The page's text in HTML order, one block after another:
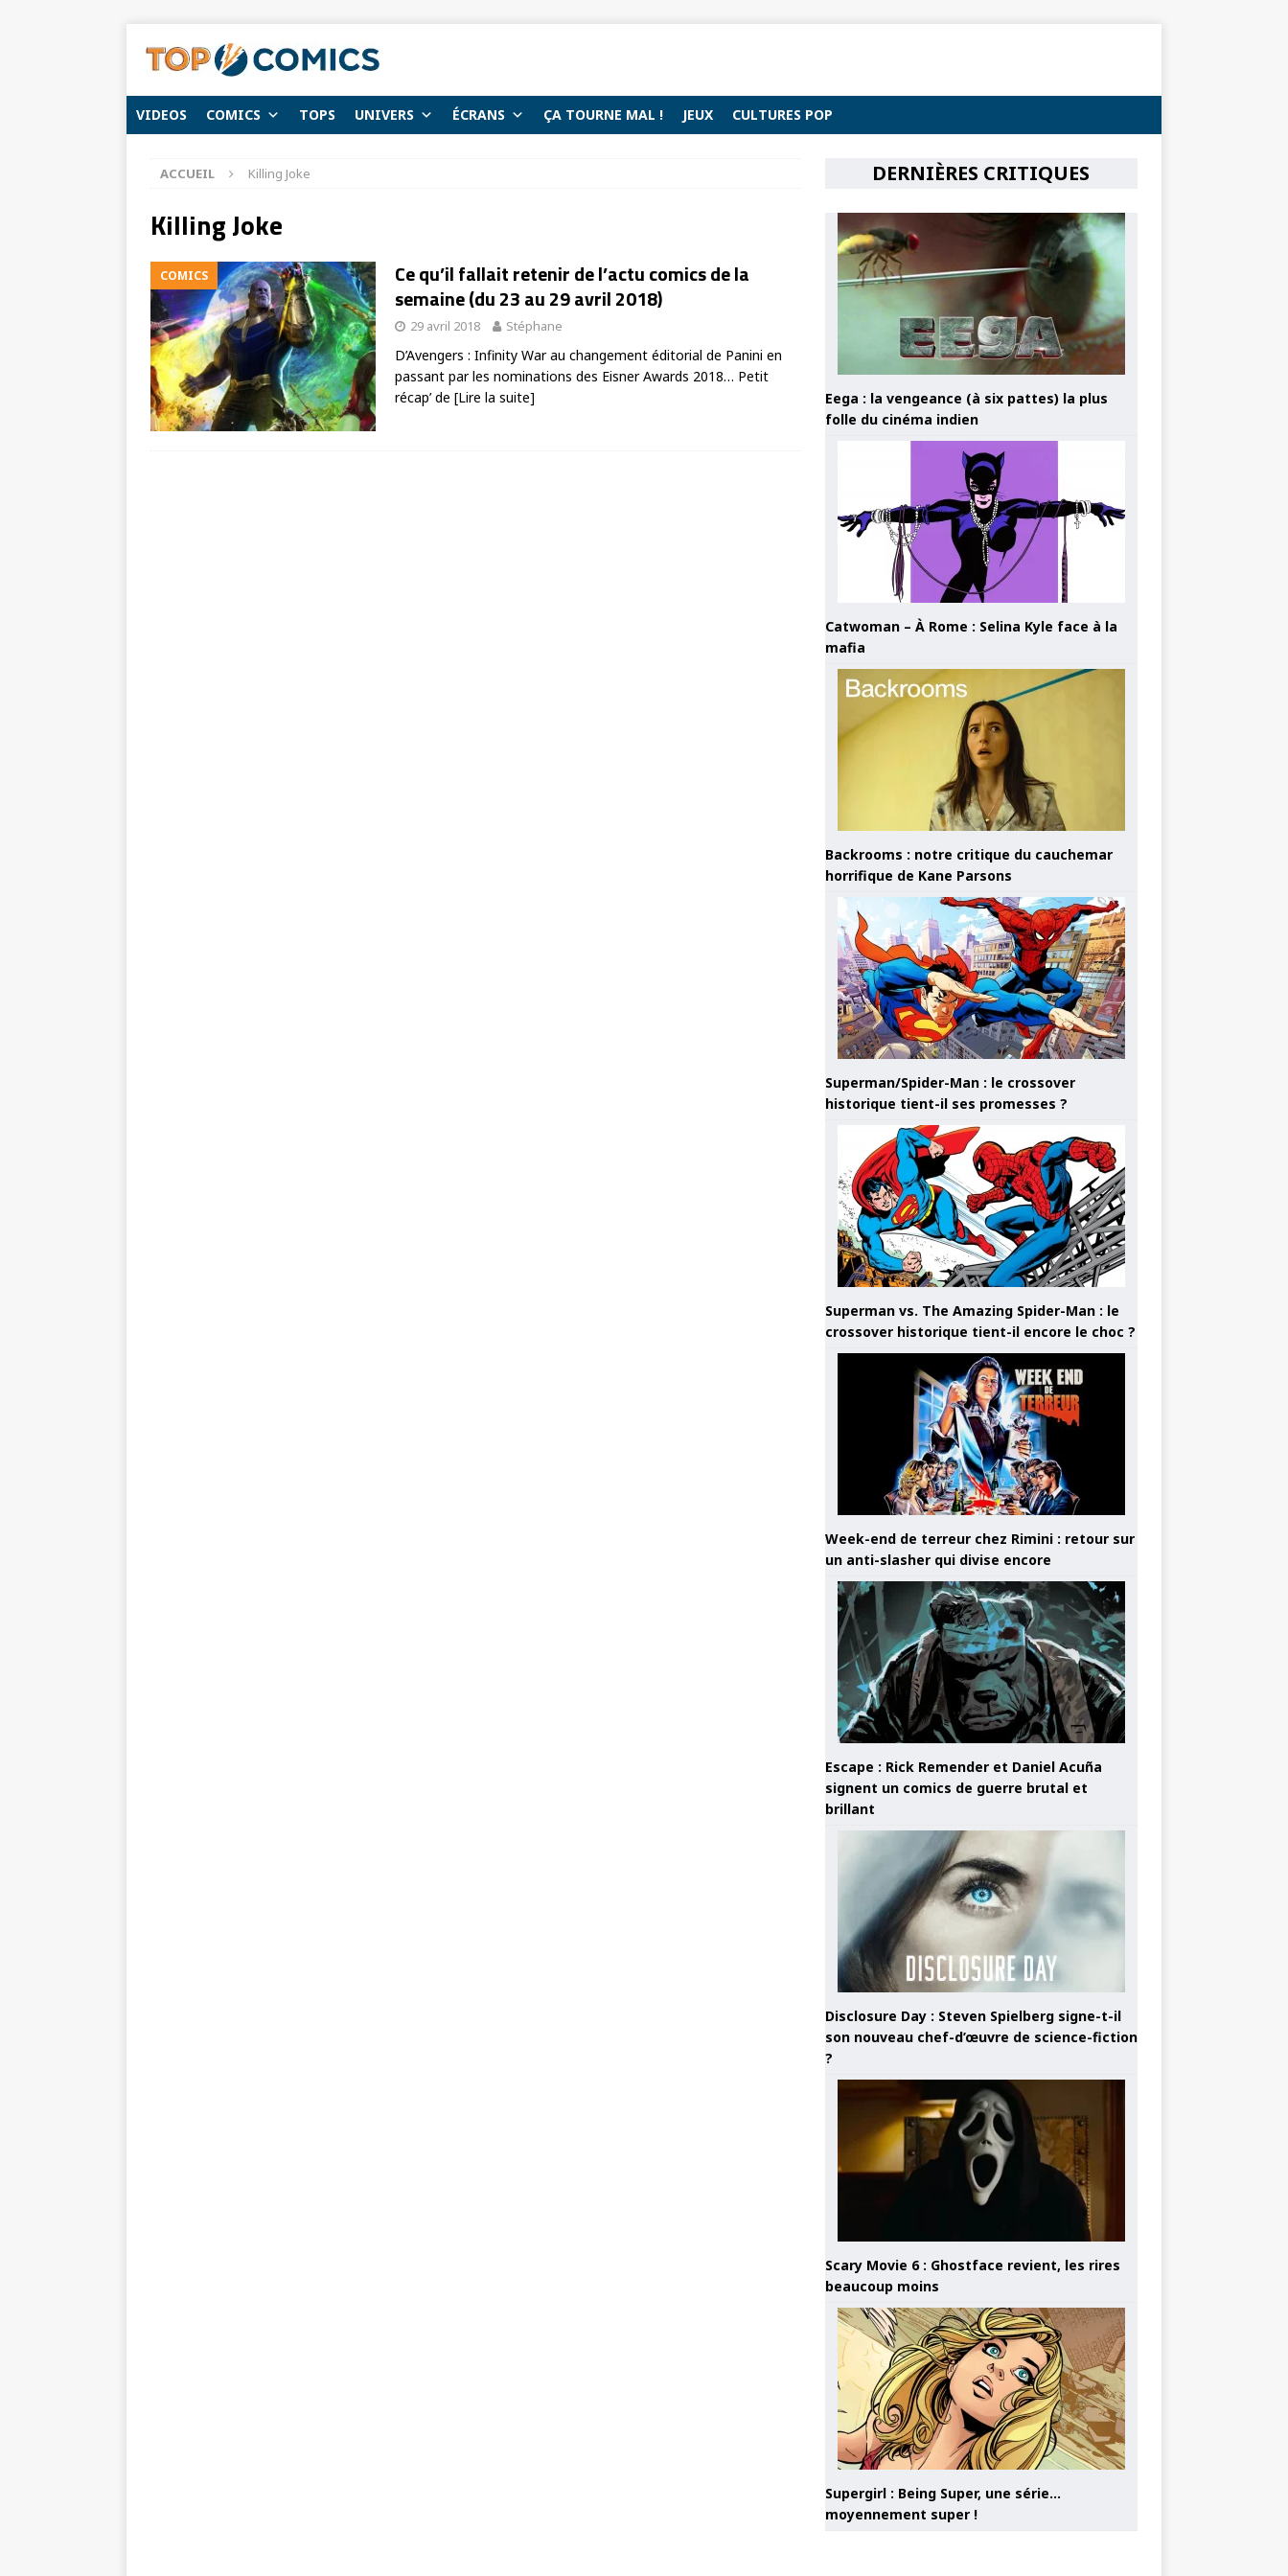
VIDEOS COMICS TOPS UNIVERS ÉCRANS ÇA TOURNE MAL ! JEUX CULTURES POP
ACCUEIL Killing Joke
Killing Joke
COMICS
Ce qu’il fallait retenir de l’actu comics de la
semaine (du 23 au 29 avril 2018)
29 avril 2018 Stéphane
D’Avengers : Infinity War au changement éditorial de Panini en
passant par les nominations des Eisner Awards 2018… Petit
récap’ de [Lire la suite]
DERNIÈRES CRITIQUES
Eega : la vengeance (à six pattes) la plus
folle du cinéma indien
Catwoman – À Rome : Selina Kyle face à la
mafia
Backrooms : notre critique du cauchemar
horrifique de Kane Parsons
Superman/Spider-Man : le crossover
historique tient-il ses promesses ?
Superman vs. The Amazing Spider-Man : le
crossover historique tient-il encore le choc ?
Week-end de terreur chez Rimini : retour sur
un anti-slasher qui divise encore
Escape : Rick Remender et Daniel Acuña
signent un comics de guerre brutal et
brillant
Disclosure Day : Steven Spielberg signe-t-il
son nouveau chef-d’œuvre de science-fiction
?
Scary Movie 6 : Ghostface revient, les rires
beaucoup moins
Supergirl : Being Super, une série…
moyennement super !